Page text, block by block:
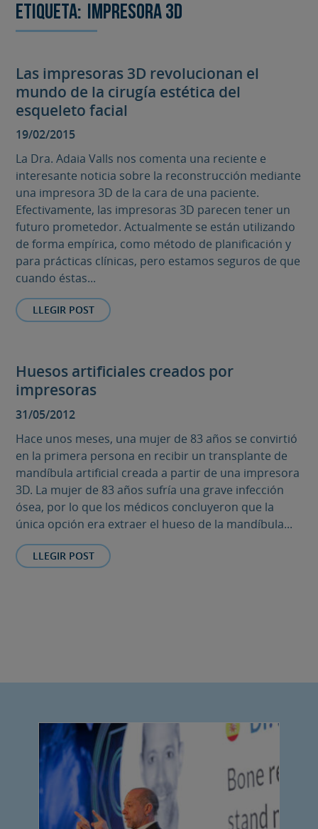
Etiqueta: impresora 3D
Las impresoras 3D revolucionan el
mundo de la cirugía estética del
esqueleto facial
19/02/2015
La Dra. Adaia Valls nos comenta una reciente e
interesante noticia sobre la reconstrucción mediante
una impresora 3D de la cara de una paciente.
Efectivamente, las impresoras 3D parecen tener un
futuro prometedor. Actualmente se están utilizando
de forma empírica, como método de planificación y
para prácticas clínicas, pero estamos seguros de que
cuando éstas...
LLEGIR POST
Huesos artificiales creados por
impresoras
31/05/2012
Hace unos meses, una mujer de 83 años se convirtió
en la primera persona en recibir un transplante de
mandíbula artificial creada a partir de una impresora
3D. La mujer de 83 años sufría una grave infección
ósea, por lo que los médicos concluyeron que la
única opción era extraer el hueso de la mandíbula...
LLEGIR POST